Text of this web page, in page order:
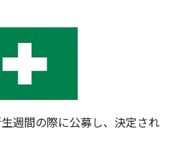
週間の際に公募し、決定され